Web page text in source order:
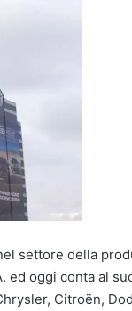
settore della
ed oggi conta al
Citroën,